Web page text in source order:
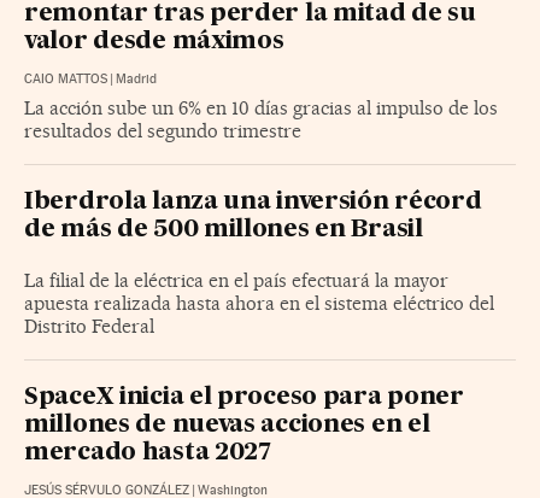
remontar tras perder la mitad de su
valor desde máximos
CAIO MATTOS | Madrid
La acción sube un 6% en 10 días gracias al impulso de los
resultados del segundo trimestre
Iberdrola lanza una inversión récord
de más de 500 millones en Brasil
La filial de la eléctrica en el país efectuará la mayor
apuesta realizada hasta ahora en el sistema eléctrico del
Distrito Federal
SpaceX inicia el proceso para poner
millones de nuevas acciones en el
mercado hasta 2027
JESÚS SÉRVULO GONZÁLEZ | Washington